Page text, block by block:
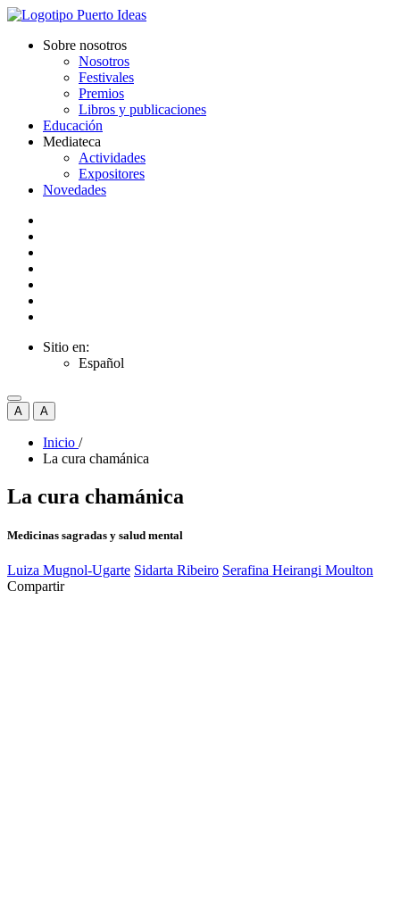
Sobre nosotros
Nosotros
Festivales
Premios
Libros y publicaciones
Educación
Mediateca
Actividades
Expositores
Novedades
Sitio en:
Español
A A
Inicio /
La cura chamánica
La cura chamánica
Medicinas sagradas y salud mental
Luiza Mugnol-Ugarte Sidarta Ribeiro Serafina Heirangi Moulton
Compartir